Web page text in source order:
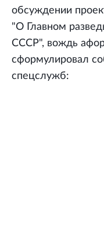
обсуждении
"О Главном
СССР", вождь
сформулировал
спецслужб: